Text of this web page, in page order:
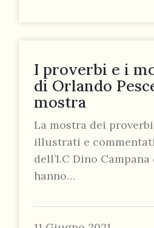
I proverbi e i
di Orlando
mostra
La mostra dei
illustrati e
dell’I.C Dino
hanno…